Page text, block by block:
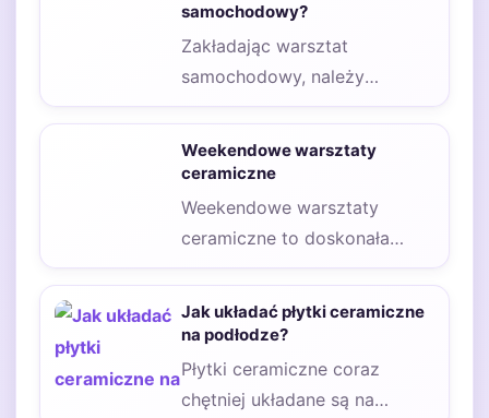
samochodowy?
Zakładając warsztat
samochodowy, należy
zwrócić szczególną uwagę na
wymogów, które są niezbędne
do…
Weekendowe warsztaty
ceramiczne
Weekendowe warsztaty
ceramiczne to doskonała
okazja dla osób, które pragną
rozwijać swoje umiejętności
artystyczne oraz…
Jak układać płytki ceramiczne
na podłodze?
Płytki ceramiczne coraz
chętniej układane są na